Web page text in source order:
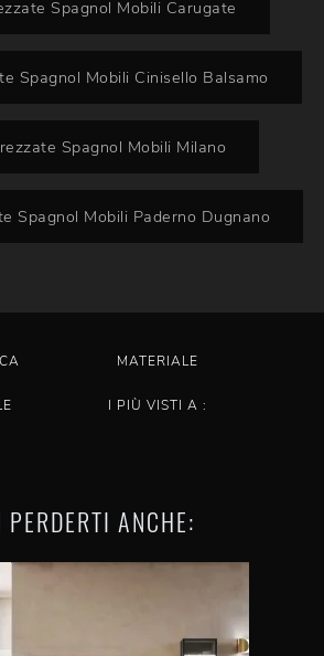
Spagnol Mobili Carugate
Spagnol Mobili Cinisello Balsamo
Spagnol Mobili Milano
Spagnol Mobili Paderno Dugnano
MATERIALE
I PIÙ VISTI A :
PERDERTI ANCHE: